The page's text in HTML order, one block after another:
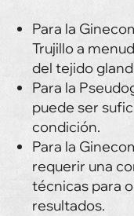
Para la
Trujillo a
del tejido
Para la
puede ser
condición.
Para la
requerir una
técnicas para
resultados.